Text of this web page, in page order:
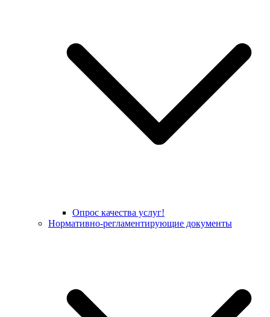
Опрос качества услуг!
Нормативно-регламентирующие документы